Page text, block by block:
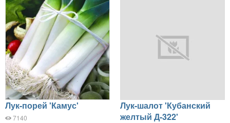
Лук-порей 'Камус'
7140
Лук-шалот 'Кубанский
желтый Д-322'